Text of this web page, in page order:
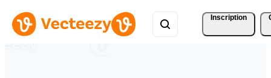
Inscription